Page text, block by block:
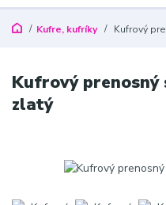
Kufre, kufríky Kufrový
Kufrový prenosný
zlatý